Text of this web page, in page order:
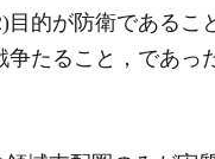
的が防衛であるこ
争たること，であっ